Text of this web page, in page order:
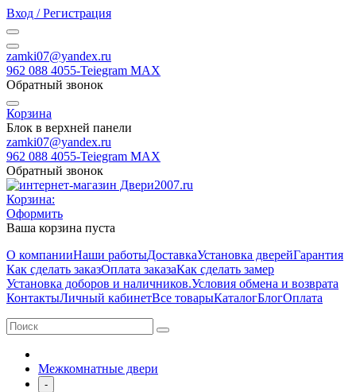
Вход / Регистрация
zamki07@yandex.ru
962 088 4055-Teiegram МАХ
Обратный звонок
Корзина
Блок в верхней панели
zamki07@yandex.ru
962 088 4055-Teiegram МАХ
Обратный звонок
Корзина:
Оформить
Ваша корзина пуста
О компанииНаши работыДоставкаУстановка дверейГарантия
Как сделать заказОплата заказаКак сделать замер
Установка доборов и наличников.Условия обмена и возврата
КонтактыЛичный кабинетВсе товарыКаталогБлогОплата
Межкомнатные двери
-